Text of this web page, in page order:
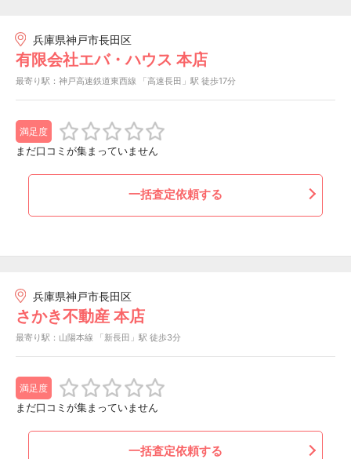
兵庫県神戸市長田区
有限会社エバ・ハウス 本店
最寄り駅：神戸高速鉄道東西線 「高速長田」駅 徒歩17分
満足度
まだ口コミが集まっていません
一括査定依頼する
兵庫県神戸市長田区
さかき不動産 本店
最寄り駅：山陽本線 「新長田」駅 徒歩3分
満足度
まだ口コミが集まっていません
一括査定依頼する